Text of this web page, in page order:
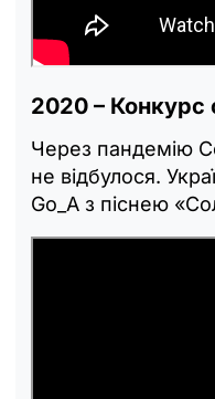
2020 – Конкурс
Через пандемію
не відбулося.
Go_A з піснею